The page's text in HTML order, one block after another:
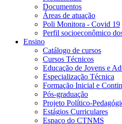
Documentos
Áreas de atuação
Poli Monitora - Covid 19
Perfil socioeconômico
Ensino
Catálogo de cursos
Cursos Técnicos
Educação de Jovens e
Especialização Técnica
Formação Inicial e
Pós-graduação
Projeto Político-
Estágios Curriculares
Espaço do CTNMS